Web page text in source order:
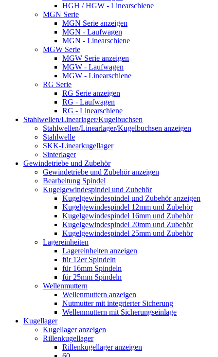
HGH / HGW - Linearschiene
MGN Serie
MGN Serie anzeigen
MGN - Laufwagen
MGN - Linearschiene
MGW Serie
MGW Serie anzeigen
MGW - Laufwagen
MGW - Linearschiene
RG Serie
RG Serie anzeigen
RG - Laufwagen
RG - Linearschiene
Stahlwellen/Linearlager/Kugelbuchsen
Stahlwellen/Linearlager/Kugelbuchsen anzeigen
Stahlwelle
SKK-Linearkugellager
Sinterlager
Gewindetriebe und Zubehör
Gewindetriebe und Zubehör anzeigen
Bearbeitung Spindel
Kugelgewindespindel und Zubehör
Kugelgewindespindel und Zubehör anzeigen
Kugelgewindespindel 12mm und Zubehör
Kugelgewindespindel 16mm und Zubehör
Kugelgewindespindel 20mm und Zubehör
Kugelgewindespindel 25mm und Zubehör
Lagereinheiten
Lagereinheiten anzeigen
für 12er Spindeln
für 16mm Spindeln
für 25mm Spindeln
Wellenmuttern
Wellenmuttern anzeigen
Nutmutter mit integrierter Sicherung
Wellenmuttern mit Sicherungseinlage
Kugellager
Kugellager anzeigen
Rillenkugellager
Rillenkugellager anzeigen